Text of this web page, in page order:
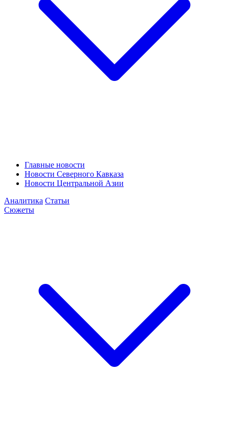
Главные новости
Новости Северного Кавказа
Новости Центральной Азии
Аналитика Статьи
Сюжеты